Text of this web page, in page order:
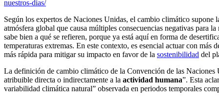
nuestros-dias/
Según los expertos de Naciones Unidas, el cambio climático supone
atmósfera global que causa múltiples consecuencias negativas para
sabe bien a qué se refieren, porque ya está aquí en forma de
temperaturas extremas. En este contexto, es esencial actuar con más
más rápida para mitigar su impacto en favor de la sostenibilidad del
La definición de cambio climático de la Convención de las Naciones
atribuible directa o indirectamente a la actividad humana”. Esta
variabilidad climática natural” observada en periodos temporales